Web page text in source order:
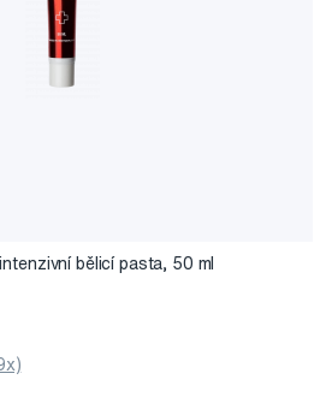
bělicí pasta, 50 ml